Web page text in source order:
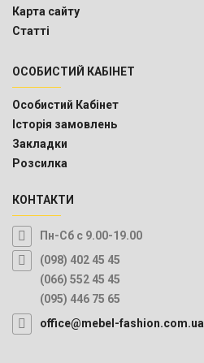
Карта сайту
Статті
ОСОБИСТИЙ КАБІНЕТ
Особистий Кабінет
Історія замовлень
Закладки
Розсилка
КОНТАКТИ
Пн-Сб с 9.00-19.00
(098) 402 45 45
(066) 552 45 45
(095) 446 75 65
office@mebel-fashion.com.ua